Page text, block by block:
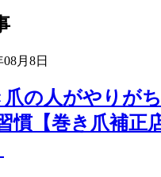
08月8日
爪の人がやりが
慣【巻き爪補正